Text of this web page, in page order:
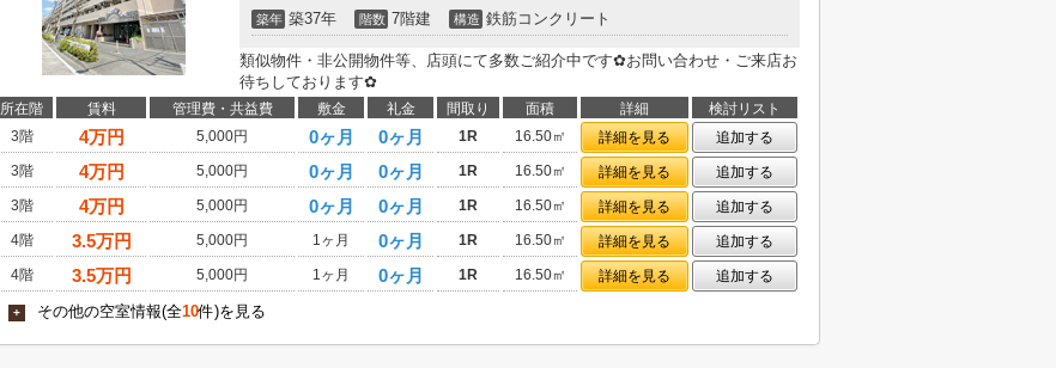
築年 築37年 階数 7階建 構造 鉄筋コンクリート
類似物件・非公開物件等、店頭にて多数ご紹介中です✿お問い合わせ・ご来店お
待ちしております✿
所在階 賃料 管理費・共益費 敷金 礼金 間取り 面積 詳細
検討リスト
3階
4万円 5,000円 0ヶ月 0ヶ月 1R 16.50㎡ 詳細を見る
追加する
3階
4万円 5,000円 0ヶ月 0ヶ月 1R 16.50㎡ 詳細を見る
追加する
3階
4万円 5,000円 0ヶ月 0ヶ月 1R 16.50㎡ 詳細を見る
追加する
4階
3.5万円 5,000円 1ヶ月 0ヶ月 1R 16.50㎡ 詳細を見る
追加する
4階
3.5万円 5,000円 1ヶ月 0ヶ月 1R 16.50㎡ 詳細を見る 追加する
+ その他の空室情報(全10件)を見る